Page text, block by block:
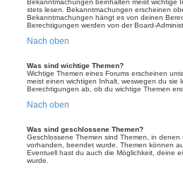
stets lesen. Bekanntmachungen erscheinen
Bekanntmachungen hängt es von deinen
Berechtigungen werden von der Board-
Nach oben
Was sind wichtige Themen?
Wichtige Themen eines Forums erscheinen
meist einen wichtigen Inhalt, weswegen du
Berechtigungen ab, ob du wichtige Themen
Nach oben
Was sind geschlossene Themen?
Geschlossene Themen sind Themen, in
vorhanden, beendet wurde. Themen können
Eventuell hast du auch die Möglichkeit, deine
wurde.